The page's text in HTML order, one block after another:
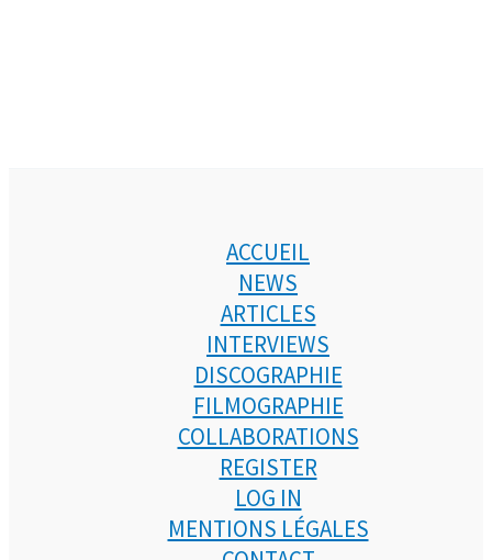
ACCUEIL
NEWS
ARTICLES
INTERVIEWS
DISCOGRAPHIE
FILMOGRAPHIE
COLLABORATIONS
REGISTER
LOG IN
MENTIONS LÉGALES